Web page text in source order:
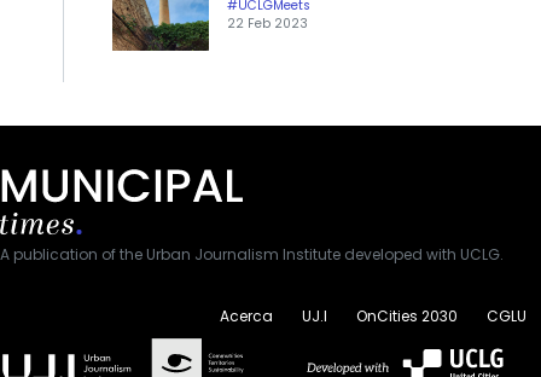
#UCLGMeets
22 Feb 2023
A publication of the Urban Journalism Institute developed with UCLG.
Acerca UJ.I OnCities 2030 CGLU